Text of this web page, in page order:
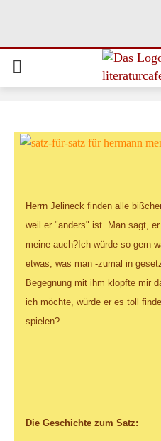
Herrn Jelineck finden alle
weil er "anders" ist. Man sagt,
meine auch?Ich würde so gern
etwas, was man -zumal in
Begegnung mit ihm klopfte mir
ich möchte, würde er es toll
spielen?
Die Geschichte zum Satz: